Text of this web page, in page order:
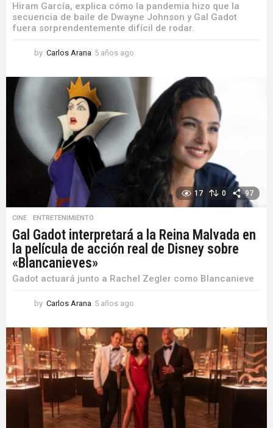
Hiram García, explica cómo la pandemia hizo que la
secuencia de baile de Dwayne Johnson y Gal Gadot
fuera sorprendentemente difícil de rodar.
by Carlos Arana 5 años ago
ñ
s
a
o
17 0 97
CINE ,ENTRETENIMIENTO
Gal Gadot interpretará a la Reina Malvada en
la película de acción real de Disney sobre
«Blancanieves»
Gadot actuará junto a Rachel Zegler como Blancanieve
by Carlos Arana 5 años ago
ñ
o
s
a
o